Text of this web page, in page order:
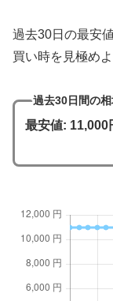
過去30日の最安
買い時を見極めよ
過去30日間の
最安値: 11,000